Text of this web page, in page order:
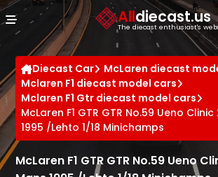
Alldiecast.us
The diecast enthusiast's
Diecast Car
McLaren diecast
Mclaren F1 diecast model cars
Mclaren F1 Gtr diecast model cars
McLaren F1 GTR GTR No.59 Ueno
1995 /Lehto 1/18 Minichamps
McLaren F1 GTR GTR No.59 Ueno
Cookies management panel